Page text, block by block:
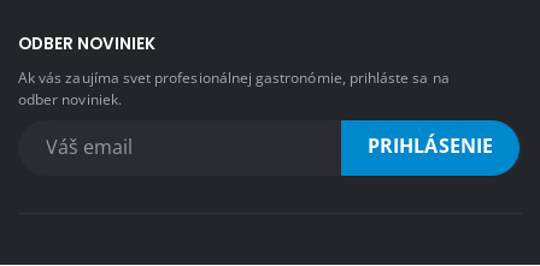
ODBER NOVINIEK
Ak vás zaujíma svet profesionálnej gastronómie, prihláste sa na
odber noviniek.